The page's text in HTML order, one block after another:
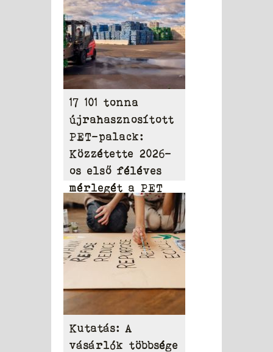
17 101 tonna
újrahasznosított
PET-palack:
Közzétette 2026-
os első féléves
mérlegét a PET
to PET
Kutatás: A
vásárlók többsége